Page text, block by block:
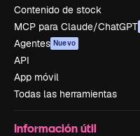
Contenido de stock
MCP para Claude/ChatGPT
Agentes Nuevo
API
App móvil
Todas las herramientas
Información útil